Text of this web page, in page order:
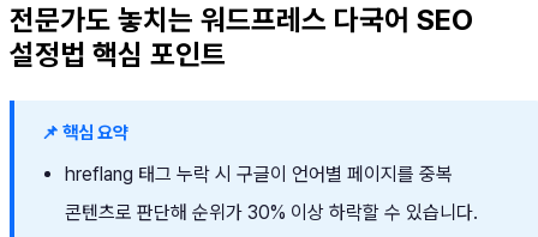
전문가도 놓치는 워드프레스 다국어 SEO
설정법 핵심 포인트
📌 핵심 요약
hreflang 태그 누락 시 구글이 언어별 페이지를 중복
콘텐츠로 판단해 순위가 30% 이상 하락할 수 있습니다.